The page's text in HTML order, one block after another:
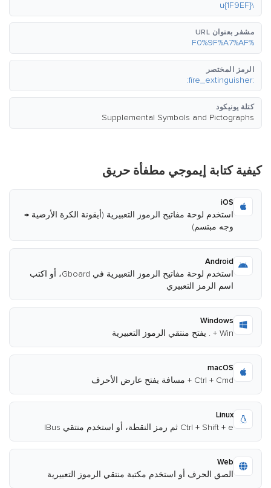
\u{1F9EF}
مشفر بعنوان URL
%F0%9F%A7%AF
الرمز المختصر
:fire_extinguisher:
كتلة يونيكود
Supplemental Symbols and Pictographs
كيفية كتابة إيموجي مطفأة حريق
iOS
استخدم لوحة مفاتيح الرموز التعبيرية (أيقونة الكرة الأرضية →
وجه مبتسم)
Android
استخدم لوحة مفاتيح الرموز التعبيرية في Gboard، أو اكتب
اسم الرمز التعبيري
Windows
Win + . يفتح منتقي الرموز التعبيرية
macOS
Ctrl + Cmd + مسافة يفتح عارض الأحرف
Linux
Ctrl + Shift + e ثم رمز النقطة، أو استخدم منتقي IBus
Web
الصق الحرف أو استخدم مكتبة منتقي الرموز التعبيرية